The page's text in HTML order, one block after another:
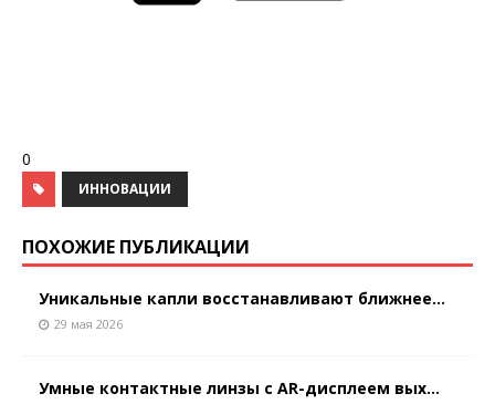
0
ИННОВАЦИИ
ПОХОЖИЕ ПУБЛИКАЦИИ
Уникальные капли восстанавливают ближнее...
29 мая 2026
Умные контактные линзы с AR-дисплеем вых...